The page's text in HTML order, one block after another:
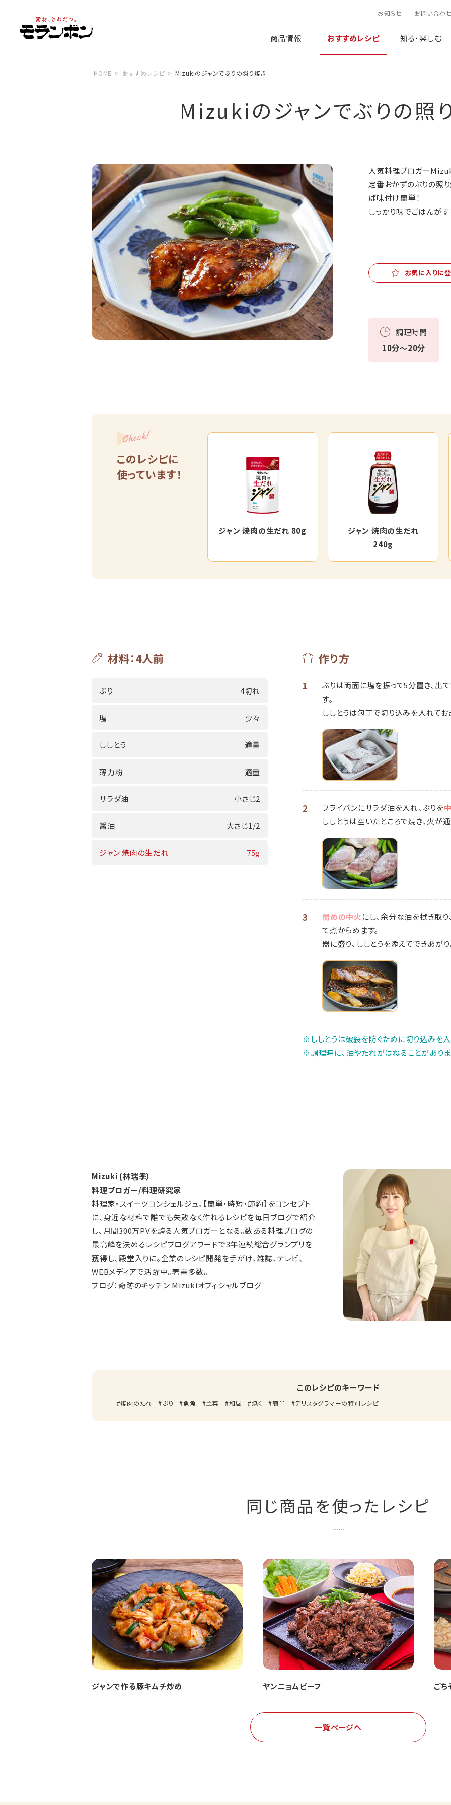
お知らせ お問い合わ
商品情報 おすすめレシピ 知る・楽しむ
HOME おすすめレシピ Mizukiのジャンでぶりの照り焼き
Mizukiのジャンでぶりの照
人気料理ブロガー
定番おかずのぶりの照
ば味付け簡単！
しっかり味でごはんが
お気に入りに
調理時間
10分～20分
Check!
このレシピに
使っています！
ジャン 焼肉の生だれ 80g
ジャン 焼肉の生だれ
240g
材料：4人前
ぶり 4切れ
塩 少々
ししとう 適量
薄力粉 適量
サラダ油 小さじ2
醤油 大さじ1/2
ジャン 焼肉の生だれ 75g
作り方
1
ぶりは両面に塩を振って5分置き、出
す。
ししとうは包丁で切り込みを入れてお
2 フライパンにサラダ油を入れ、ぶりを
ししとうは空いたところで焼き、火が
3 弱めの中火 にし、余分な油を拭き取り
て煮からめます。
器に盛り、ししとうを添えてできあがり
※ししとうは破裂を防ぐために切り込みを入
※調理時に、油やたれがはねることがありま
Mizuki (林瑞季）
料理ブロガー/料理研究家
料理家・スイーツコンシェルジュ。【簡単・時短・節約】をコンセプト
に、身近な材料で誰でも失敗なく作れるレシピを毎日ブログで紹介
し、月間300万PVを誇る人気ブロガーとなる。数ある料理ブログの
最高峰を決めるレシピブログアワードで3年連続総合グランプリを
獲得し、殿堂入りに。企業のレシピ開発を手がけ、雑誌、テレビ、
WEBメディアで活躍中。著書多数。
ブログ： 奇跡のキッチン Mizukiオフィシャルブログ
このレシピのキーワード
焼肉のたれ ぶり 魚魚 主菜 和風 焼く 簡単 デリスタグラマーの特別レシピ
同じ商品を使ったレシピ
ジャンで作る豚キムチ炒め ヤンニョムビーフ ごち
一覧ページへ